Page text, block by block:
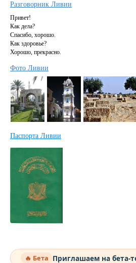
Разговорник Ливии
Привет!
Как дела?
Спасибо, хорошо.
Как здоровье?
Хорошо, прекрасно.
Фото Ливии
Паспорта Ливии
🔥 Бета Приглашаем на бета-